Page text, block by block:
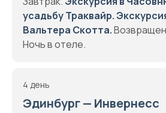
усадьбу Траквайр.
Вальтера Скотта.
Ночь в отеле.
4 день
Эдинбург — Инвернесс